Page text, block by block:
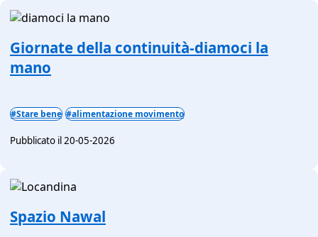
Giornate della continuità-diamoci la
mano
#Stare bene #alimentazione movimento
Pubblicato il 20-05-2026
Spazio Nawal